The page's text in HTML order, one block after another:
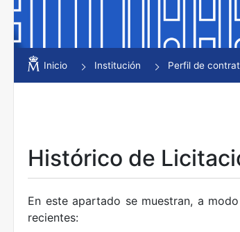
Mostrar/Ocultar
Mostrar/Ocultar
Inicio Institución Perfil de
Histórico de
En este apartado se muestran, a
recientes: